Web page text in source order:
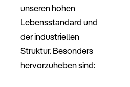
unseren hohen
Lebensstandard und
der industriellen
Struktur. Besonders
hervorzuheben sind: